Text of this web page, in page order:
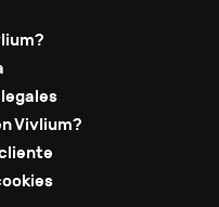
Vivlium?